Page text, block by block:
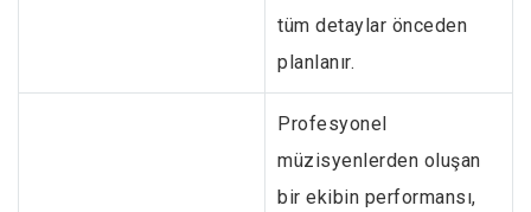
tüm detaylar önceden
planlanır.
Profesyonel
müzisyenlerden oluşan
bir ekibin performansı,